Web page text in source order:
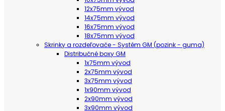
12x75mm vývod
14x75mm vývod
16x75mm vývod
18x75mm vývod
Skrinky a rozdeľovače - Systém GM (pozink - guma)
Distribučné boxy GM
1x75mm vývod
2x75mm vývod
3x75mm vývod
1x90mm vývod
2x90mm vývod
3x90mm vývod